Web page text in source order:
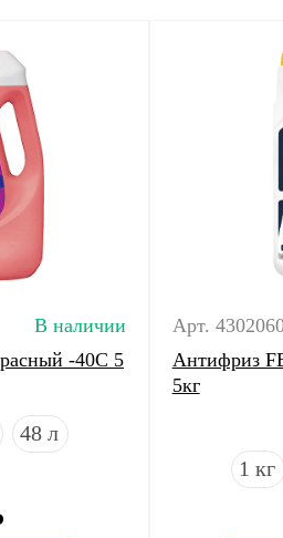
В наличии
-40С 5
48 л
Арт.
Антифриз
5кг
1 кг